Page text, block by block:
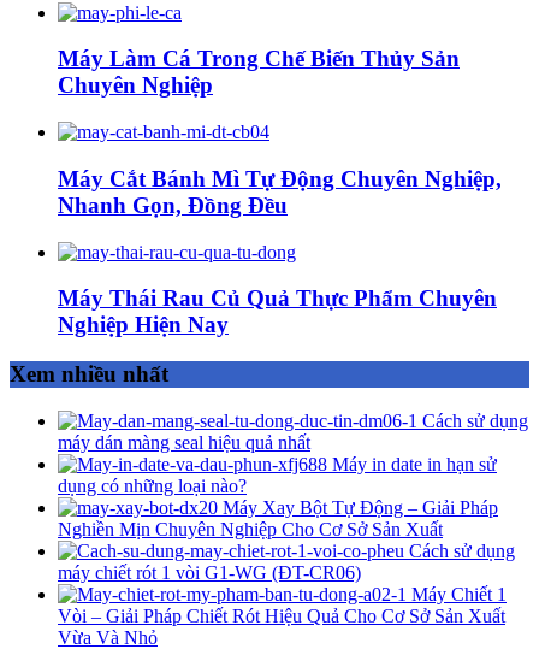
Máy Làm Cá Trong Chế Biến Thủy Sản
Chuyên Nghiệp
Máy Cắt Bánh Mì Tự Động Chuyên Nghiệp,
Nhanh Gọn, Đồng Đều
Máy Thái Rau Củ Quả Thực Phẩm Chuyên
Nghiệp Hiện Nay
Xem nhiều nhất
Cách sử dụng
máy dán màng seal hiệu quả nhất
Máy in date in hạn sử
dụng có những loại nào?
Máy Xay Bột Tự Động – Giải Pháp
Nghiền Mịn Chuyên Nghiệp Cho Cơ Sở Sản Xuất
Cách sử dụng
máy chiết rót 1 vòi G1-WG (ĐT-CR06)
Máy Chiết 1
Vòi – Giải Pháp Chiết Rót Hiệu Quả Cho Cơ Sở Sản Xuất
Vừa Và Nhỏ